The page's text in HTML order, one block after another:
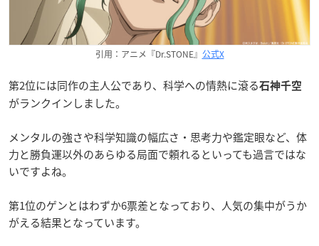
引用：アニメ『Dr.STONE』 公式X
第2位には同作の主人公であり、科学への情熱に滾る石神千空
がランクインしました。
メンタルの強さや科学知識の幅広さ・思考力や鑑定眼など、体
力と勝負運以外のあらゆる局面で頼れるといっても過言ではな
いですよね。
第1位のゲンとはわずか6票差となっており、人気の集中がうか
がえる結果となっています。